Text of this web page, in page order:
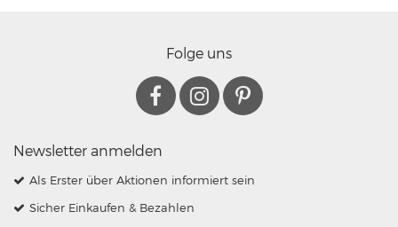
Folge uns
Newsletter anmelden
Als Erster über Aktionen informiert sein
Sicher Einkaufen & Bezahlen